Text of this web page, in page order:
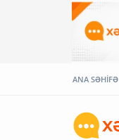
ANA SƏHİFƏ